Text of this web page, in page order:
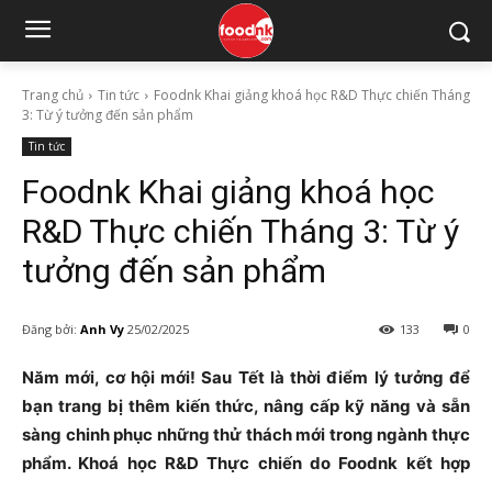
Trang chủ Tin tức
Foodnk Khai giảng khoá học R&D Thực chiến Tháng
3: Từ ý tưởng đến sản phẩm
Tin tức
Foodnk Khai giảng khoá học
R&D Thực chiến Tháng 3: Từ ý
tưởng đến sản phẩm
Đăng bởi: Anh Vy 25/02/2025 0
133
Năm mới, cơ hội mới! Sau Tết là thời điểm lý tưởng để
bạn trang bị thêm kiến thức, nâng cấp kỹ năng và sẵn
sàng chinh phục những thử thách mới trong ngành thực
phẩm. Khoá học R&D Thực chiến do Foodnk kết hợp